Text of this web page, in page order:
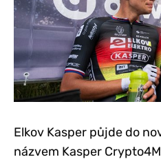
Elkov Kasper půjde do
názvem Kasper